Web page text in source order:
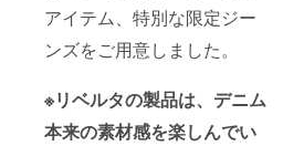
アイテム、特別な限定ジー
ンズをご用意しました。
※リベルタの製品は、デニム
本来の素材感を楽しんでい